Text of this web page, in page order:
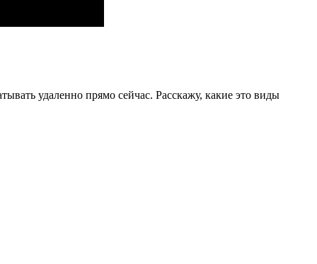
удаленно прямо сейчас. Расскажу, какие это виды